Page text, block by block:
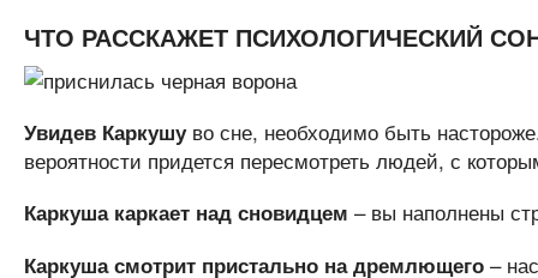
ЧТО РАССКАЖЕТ ПСИХОЛОГИЧЕСКИЙ
Увидев Каркушуво сне, необходимо быть
вероятности придется пересмотреть людей, с
Каркуша каркает над сновидцем – вы наполнены
Каркуша смотрит пристально на дремлющего–